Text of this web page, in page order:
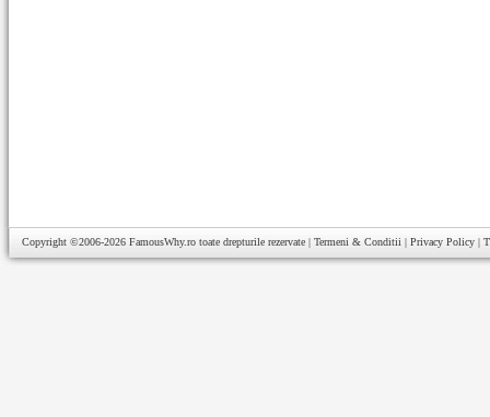
Copyright ©2006-2026 FamousWhy.ro toate drepturile rezervate | Termeni & Conditii | Privacy Policy |